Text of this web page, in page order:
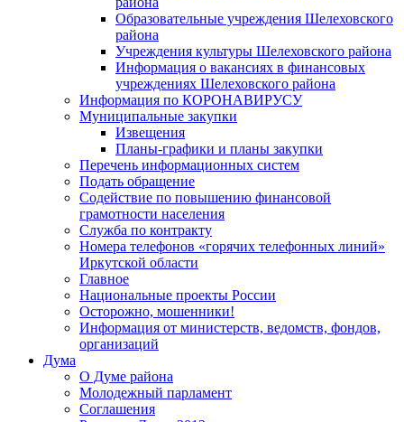
Образовательные учреждения Шелеховского
района
Учреждения культуры Шелеховского района
Информация о вакансиях в финансовых
учреждениях Шелеховского района
Информация по КОРОНАВИРУСУ
Муниципальные закупки
Извещения
Планы-графики и планы закупки
Перечень информационных систем
Подать обращение
Содействие по повышению финансовой
грамотности населения
Служба по контракту
Номера телефонов «горячих телефонных линий»
Иркутской области
Главное
Национальные проекты России
Осторожно, мошенники!
Информация от министерств, ведомств, фондов,
организаций
Дума
О Думе района
Молодежный парламент
Соглашения